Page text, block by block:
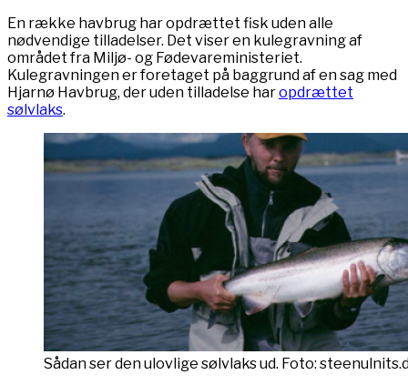
En række havbrug har opdrættet fisk uden alle
nødvendige tilladelser. Det viser en kulegravning af
området fra Miljø- og Fødevareministeriet.
Kulegravningen er foretaget på baggrund af en sag med
Hjarnø Havbrug, der uden tilladelse haropdrættet
sølvlaks.
Sådan ser den ulovlige sølvlaks ud. Foto: